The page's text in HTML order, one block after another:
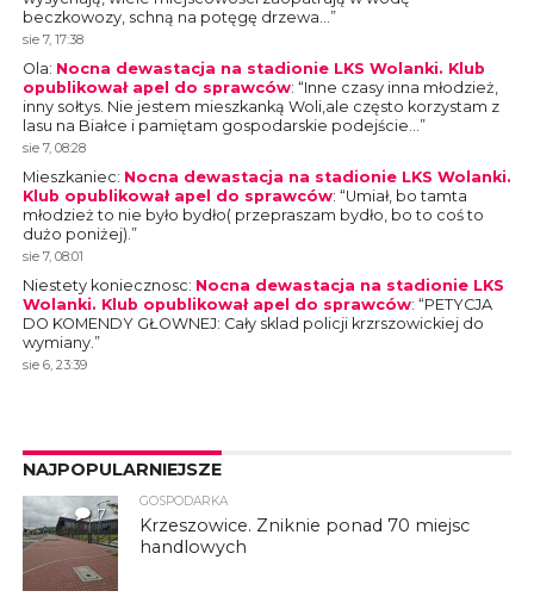
beczkowozy, schną na potęgę drzewa… ”
sie 7, 17:38
Ola: Nocna dewastacja na stadionie LKS Wolanki. Klub
opublikował apel do sprawców: “Inne czasy inna młodzież,
inny sołtys. Nie jestem mieszkanką Woli,ale często korzystam z
lasu na Białce i pamiętam gospodarskie podejście… ”
sie 7, 08:28
Mieszkaniec: Nocna dewastacja na stadionie LKS Wolanki.
Klub opublikował apel do sprawców: “Umiał, bo tamta
młodzież to nie było bydło( przepraszam bydło, bo to coś to
dużo poniżej). ”
sie 7, 08:01
Niestety koniecznosc: Nocna dewastacja na stadionie LKS
Wolanki. Klub opublikował apel do sprawców: “PETYCJA
DO KOMENDY GŁOWNEJ: Cały sklad policji krzrszowickiej do
wymiany. ”
sie 6, 23:39
NAJPOPULARNIEJSZE
7
GOSPODARKA
Krzeszowice. Zniknie ponad 70 miejsc
handlowych